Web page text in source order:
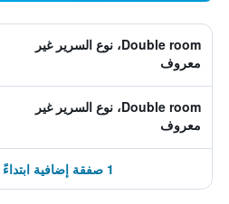
Double room، نوع السرير غير
معروف
Double room، نوع السرير غير
معروف
1 صفقة إضافية ابتداءً من 391 ﷼